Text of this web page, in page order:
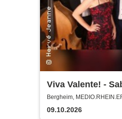
Viva Valente! -
& Jörg Seidel Trio
Catarina Vatente
Bergheim,
09.10.2026